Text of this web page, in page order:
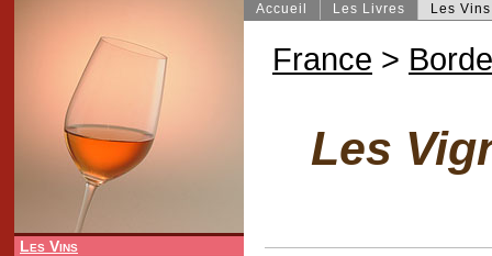
Les Vins
Accueil Les Livres Les Vins
France >
Les